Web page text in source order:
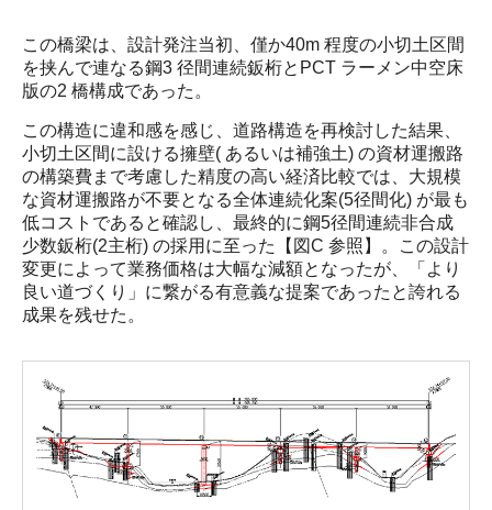
この橋梁は、設計発注当初、僅か40m 程度の小切土区間
を挟んで連なる鋼3 径間連続鈑桁とPCT ラーメン中空床
版の2 橋構成であった。
この構造に違和感を感じ、道路構造を再検討した結果、
小切土区間に設ける擁壁( あるいは補強土) の資材運搬路
の構築費まで考慮した精度の高い経済比較では、大規模
な資材運搬路が不要となる全体連続化案(5径間化) が最も
低コストであると確認し、最終的に鋼5径間連続非合成
少数鈑桁(2主桁) の採用に至った【図C 参照】。この設計
変更によって業務価格は大幅な減額となったが、「より
良い道づくり」に繋がる有意義な提案であったと誇れる
成果を残せた。